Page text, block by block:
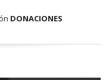
DONACIONES